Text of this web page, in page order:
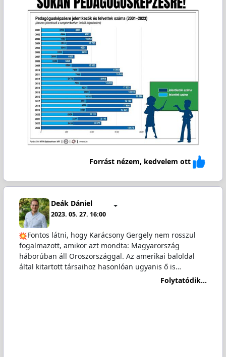
Forrást nézem, kedvelem ott
Deák Dániel
2023. 05. 27. 16:00
Fontos látni, hogy Karácsony Gergely nem rosszul
fogalmazott, amikor azt mondta: Magyarország
háborúban áll Oroszországgal. Az amerikai baloldal
által kitartott társaihoz hasonlóan ugyanis ő is…
Folytatódik...